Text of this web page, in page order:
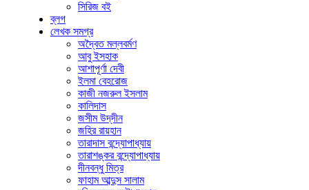
সিরিজ বই
ব্লগ
লেখক সমগ্র
অদ্বৈত মল্লবর্মণ
আবু ইসহাক
আশাপূর্ণা দেবী
ইলমা বেহরোজ
কাজী নজরুল ইসলাম
কালিদাস
জসীম উদ্‌দীন
জহির রায়হান
তারাদাস বন্দ্যোপাধ্যায়
তারাশঙ্কর বন্দ্যোপাধ্যায়
দীনবন্ধু মিত্র
ফাহাম আব্দুস সালাম